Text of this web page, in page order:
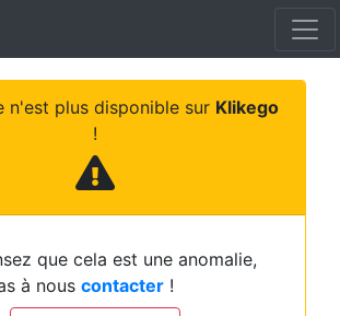
n'est plus disponible sur Klikego
!
que cela est une anomalie,
à nous contacter !